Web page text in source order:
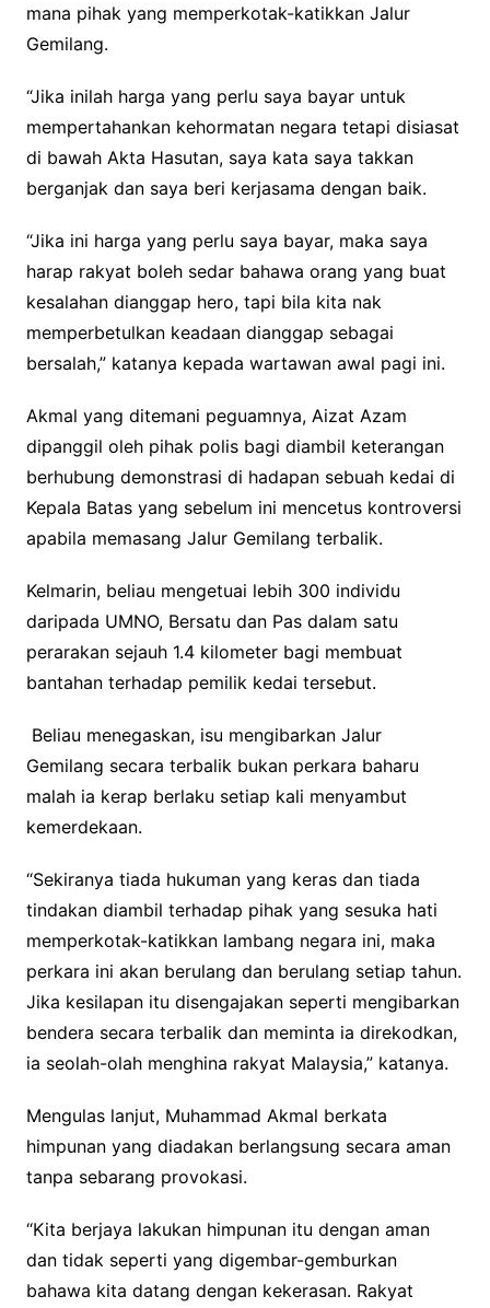
mana pihak yang memperkotak-katikkan Jalur
Gemilang.
“Jika inilah harga yang perlu saya bayar untuk
mempertahankan kehormatan negara tetapi disiasat
di bawah Akta Hasutan, saya kata saya takkan
berganjak dan saya beri kerjasama dengan baik.
“Jika ini harga yang perlu saya bayar, maka saya
harap rakyat boleh sedar bahawa orang yang buat
kesalahan dianggap hero, tapi bila kita nak
memperbetulkan keadaan dianggap sebagai
bersalah,” katanya kepada wartawan awal pagi ini.
Akmal yang ditemani peguamnya, Aizat Azam
dipanggil oleh pihak polis bagi diambil keterangan
berhubung demonstrasi di hadapan sebuah kedai di
Kepala Batas yang sebelum ini mencetus kontroversi
apabila memasang Jalur Gemilang terbalik.
Kelmarin, beliau mengetuai lebih 300 individu
daripada UMNO, Bersatu dan Pas dalam satu
perarakan sejauh 1.4 kilometer bagi membuat
bantahan terhadap pemilik kedai tersebut.
Beliau menegaskan, isu mengibarkan Jalur
Gemilang secara terbalik bukan perkara baharu
malah ia kerap berlaku setiap kali menyambut
kemerdekaan.
“Sekiranya tiada hukuman yang keras dan tiada
tindakan diambil terhadap pihak yang sesuka hati
memperkotak-katikkan lambang negara ini, maka
perkara ini akan berulang dan berulang setiap tahun.
Jika kesilapan itu disengajakan seperti mengibarkan
bendera secara terbalik dan meminta ia direkodkan,
ia seolah-olah menghina rakyat Malaysia,” katanya.
Mengulas lanjut, Muhammad Akmal berkata
himpunan yang diadakan berlangsung secara aman
tanpa sebarang provokasi.
“Kita berjaya lakukan himpunan itu dengan aman
dan tidak seperti yang digembar-gemburkan
bahawa kita datang dengan kekerasan. Rakyat